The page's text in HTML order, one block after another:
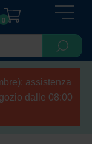
0
assistenza
dalle 08:00